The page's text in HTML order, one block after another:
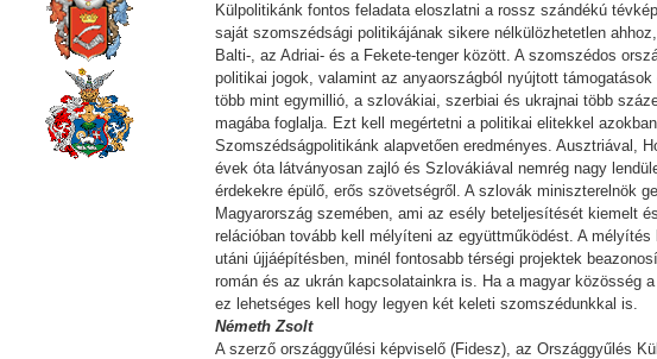
Külpolitikánk fontos feladata eloszlatni a rossz szándékú
saját szomszédsági politikájának sikere nélkülözhetetlen
Balti-, az Adriai- és a Fekete-tenger között. A szomszédos
politikai jogok, valamint az anyaországból nyújtott
több mint egymillió, a szlovákiai, szerbiai és ukrajnai több
magába foglalja. Ezt kell megértetni a politikai elitekkel
Szomszédságpolitikánk alapvetően eredményes. Ausztriával,
évek óta látványosan zajló és Szlovákiával nemrég nagy
érdekekre épülő, erős szövetségről. A szlovák miniszterelnök
Magyarország szemében, ami az esély beteljesítését kiemelt
relációban tovább kell mélyíteni az együttműködést. A
utáni újjáépítésben, minél fontosabb térségi projektek
román és az ukrán kapcsolatainkra is. Ha a magyar közösség
ez lehetséges kell hogy legyen két keleti szomszédunkkal is.
Németh Zsolt
A szerző országgyűlési képviselő (Fidesz), az Országgyűlés